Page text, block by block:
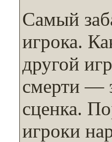
Самый
игрока.
другой
смерти —
сценка.
игроки